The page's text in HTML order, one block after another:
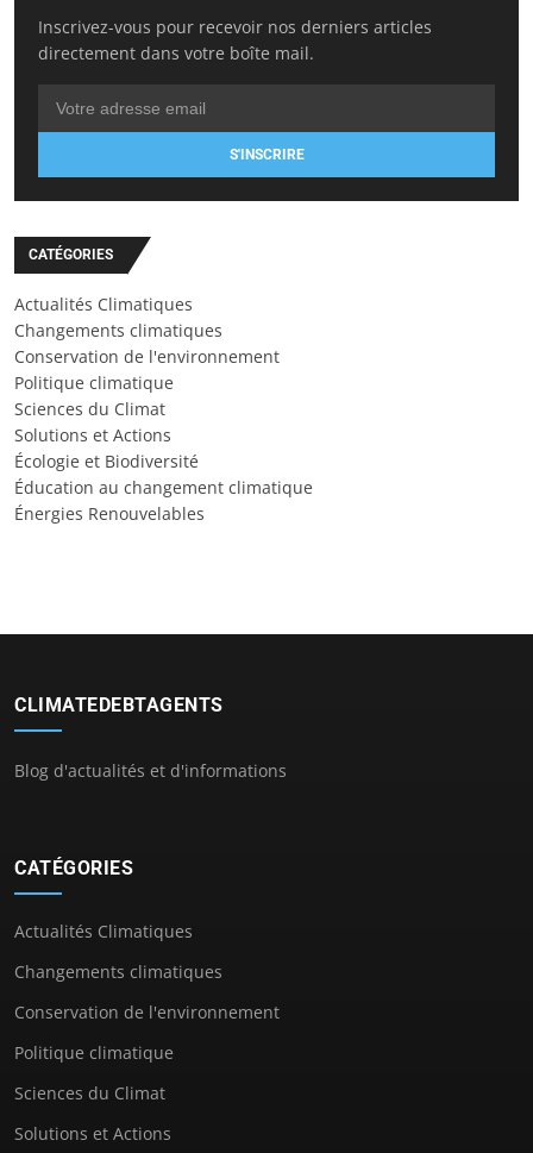
Inscrivez-vous pour recevoir nos derniers articles
directement dans votre boîte mail.
S'INSCRIRE
CATÉGORIES
Actualités Climatiques
Changements climatiques
Conservation de l'environnement
Politique climatique
Sciences du Climat
Solutions et Actions
Écologie et Biodiversité
Éducation au changement climatique
Énergies Renouvelables
CLIMATEDEBTAGENTS
Blog d'actualités et d'informations
CATÉGORIES
Actualités Climatiques
Changements climatiques
Conservation de l'environnement
Politique climatique
Sciences du Climat
Solutions et Actions